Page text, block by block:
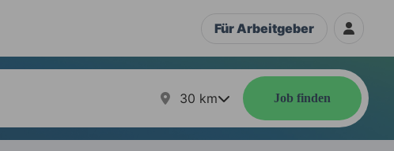
Für Arbeitgeber
30 km Job finden